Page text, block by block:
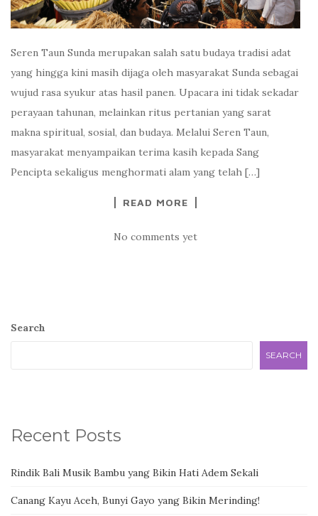
Seren Taun Sunda merupakan salah satu budaya tradisi adat
yang hingga kini masih dijaga oleh masyarakat Sunda sebagai
wujud rasa syukur atas hasil panen. Upacara ini tidak sekadar
perayaan tahunan, melainkan ritus pertanian yang sarat
makna spiritual, sosial, dan budaya. Melalui Seren Taun,
masyarakat menyampaikan terima kasih kepada Sang
Pencipta sekaligus menghormati alam yang telah […]
READ MORE
No comments yet
Search
SEARCH
Recent Posts
Rindik Bali Musik Bambu yang Bikin Hati Adem Sekali
Canang Kayu Aceh, Bunyi Gayo yang Bikin Merinding!